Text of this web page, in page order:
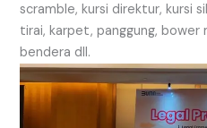
scramble, kursi direktur, kursi
tirai, karpet, panggung, bower
bendera dll.